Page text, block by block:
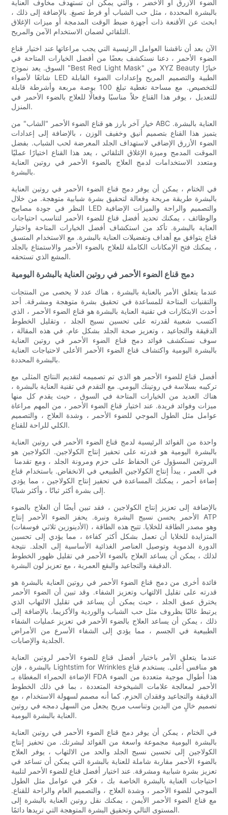
الضوء الأزرق أو الأخضر ، والتي يمكن أن تستهدف مخاوف العناية
بالبشرة المحددة ، مثل حب الشباب أو فرط تصبغ. بالإضافة إلى ذلك ،
ابحث عن الأقنعة ذات أجهزة ضبط الوقت المدمجة أو ميزات الإغلاق
التلقائي لضمان الاستخدام الآمن والمريح.
الآن بعد أن ناقشنا العوامل الرئيسية التي يجب مراعاتها عند اختيار قناع
الضوء الأحمر ، دعنا نستكشف بعضًا من أفضل الخيارات المتاحة في
السوق. يعد نموذج "Best Red Light Mask" من XYZ Beauty خيارًا
شائعًا لأضواء LED الطبية والتصميم المريح وإعدادات الضوء القابلة
للتخصيص. مع مساحة تغطية تبلغ 100 بوصة مربعة وأشرطة قابلة
للتعديل ، يوفر هذا القناع حلاً مناسبًا وفعالًا للعلاج بالضوء الأحمر في
المنزل.
خيار آخر بارز هو قناع الضوء الأحمر "الشاب" من ABC العناية بالبشرة.
يتميز هذا القناع بتصميم أنيق وخفيف الوزن ، بالإضافة إلى إعدادات
الضوء الأزرق الإضافي لاستهداف الجلد المعرضة لحب الشباب. بفضل
الموقت المدمج وميزة الإغلاق التلقائي ، يعد هذا القناع اختيارًا عمليًا
ومتعدد الاستخدامات لدمج العلاج بالضوء الأحمر في روتين العناية
بالبشرة.
في الختام ، يمكن أن يوفر دمج قناع الضوء الأحمر في روتين العناية
بالبشرة طريقة مريحة وفعالة لتحقيق بشرة شبابية متوهجة. من خلال
النظر في جودة مصابيح LED والتصميم والراحة والميزات الإضافية
والوظائف ، يمكنك تحديد أفضل قناع للضوء الأحمر لتناسب احتياجات
العناية بالبشرة. تأكد من استكشاف أفضل الخيارات المتاحة واختيار
قناع يتوافق مع أهداف وتفضيلات العناية بالبشرة. مع الاستخدام المتسق
، يمكنك فتح الإمكانات الكاملة للعلاج بالضوء الأحمر والاستمتاع بالجلد
المشع الذي تستحقه.
دمج قناع الضوء الأحمر في روتين العناية بالبشرة اليومية
عندما يتعلق الأمر بالعناية بالبشرة ، هناك عدد لا يحصى من المنتجات
والتقنيات المتاحة للمساعدة في تحقيق بشرة متوهجة ومشرقة. أحد
أحدث الابتكارات في تقنية العناية بالبشرة هو قناع الضوء الأحمر ، الذي
اكتسب شعبية لقدرته على تحسين نسيج الجلد ، وتقليل الخطوط
الدقيقة والتجاعيد ، وتعزيز صحة الجلد بشكل عام. في هذه المقالة ،
سوف نستكشف فوائد دمج قناع الضوء الأحمر في روتين العناية
بالبشرة اليومية واكتشاف قناع الضوء الأحمر الأعلى لاحتياجات العناية
بالبشرة المحددة.
أفضل قناع للضوء الأحمر هو الذي تم تصميمه لتقديم النتائج المثلى مع
تركيبه بسلاسة في روتينك اليومي. مع التقدم في تقنية العناية بالبشرة ،
هناك العديد من الخيارات المتاحة في السوق ، حيث يقدم كل منها
ميزات وفوائد فريدة. عند اختيار قناع الضوء الأحمر ، من المهم مراعاة
عوامل مثل الطول الموجي للضوء الأحمر ، وشدة العلاج ، والتصميم
الكلي للراحة للقناع.
واحدة من الفوائد الرئيسية لدمج قناع الضوء الأحمر في روتين العناية
بالبشرة اليومية هو قدرته على تحفيز إنتاج الكولاجين. الكولاجين هو
البروتين المسؤول عن الحفاظ على حزم ومرونة الجلد ، ومع تقدمنا ​​
في العمر ، يبدأ إنتاج الكولاجين الطبيعي في الانخفاض. باستخدام قناع
إضاءة أحمر ، يمكنك المساعدة في تحفيز إنتاج الكولاجين ، مما يؤدي
إلى بشرة أكثر ثباتًا ، وأكثر شبابًا.
بالإضافة إلى تعزيز إنتاج الكولاجين ، فقد تبين أيضًا أن العلاج بالضوء
الأحمر يحسن نسيج البشرة ونبرة. يحفز الضوء الأحمر إنتاج ATP
(الأدينوزين ثلاثي فوسفات) ، وهو مصدر الطاقة للخلايا. تتيح هذه الطاقة
المتزايدة للخلايا أن تعمل بشكل أكثر كفاءة ، مما يؤدي إلى تحسين
الدورة الدموية وتوصيل العناصر الغذائية الأساسية إلى الجلد. نتيجة
لذلك ، يمكن أن يساعد العلاج بالضوء الأحمر في تقليل ظهور الخطوط
الدقيقة والتجاعيد والبقع العمرية ، مع تعزيز لون البشرة.
فائدة أخرى من دمج قناع الضوء الأحمر في روتين العناية بالبشرة هو
قدرته على تقليل الالتهاب وتعزيز الشفاء. وقد تبين أن الضوء الأحمر
يخترق عمق الجلد ، حيث يمكن أن يساعد في تقليل الالتهاب الذي
يرتبط غالبًا بظروف مثل حب الشباب والوردية والأكزيما. بالإضافة إلى
ذلك ، يمكن أن يساعد العلاج بالضوء الأحمر في تعزيز عمليات الشفاء
الطبيعية في الجسم ، مما يؤدي إلى الشفاء الأسرع من الأمراض
الجلدية والإصابات.
عندما يتعلق الأمر باختيار أفضل قناع للضوء الأحمر لروتين العناية
بالبشرة ، فإن Lightstim for Wrinkles هو منافس أعلى. يستخدم قناع
الإضاءة الحمراء المغطاة بـ FDA هذا أطوال موجية متعددة من الضوء
الأحمر لمعالجة علامات الشيخوخة المتعددة ، بما في ذلك الخطوط
الدقيقة والتجاعيد وفقدان الحزم. كما أنه مصمم لسهولة الاستخدام ، مع
تصميم خالٍ من اليدين وتناسب مريح يجعل من السهل دمجه في روتين
العناية بالبشرة اليومية.
في الختام ، يمكن أن يوفر دمج قناع الضوء الأحمر في روتين العناية
بالبشرة اليومية مجموعة واسعة من الفوائد لبشرتك. من تحفيز إنتاج
الكولاجين إلى تحسين نسيج الجلد والحد من الالتهاب ، يوفر العلاج
بالضوء الأحمر مقاربة شاملة للعناية بالبشرة التي يمكن أن تساعد في
تعزيز بشرة شبابية ومشرقة. عند اختيار أفضل قناع للضوء الأحمر لتلبية
احتياجات العناية بالبشرة الخاصة بك ، فكر في عوامل مثل الطول
الموجي للضوء الأحمر ، وشدة العلاج ، والتصميم العام والراحة للقناع.
مع قناع الضوء الأحمر الأيمن ، يمكنك نقل روتين العناية بالبشرة إلى
المستوى التالي وتحقيق البشرة المتوهجة التي تريدها دائمًا.